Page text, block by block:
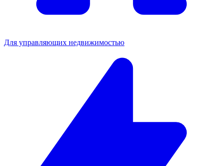
Для управляющих недвижимостью